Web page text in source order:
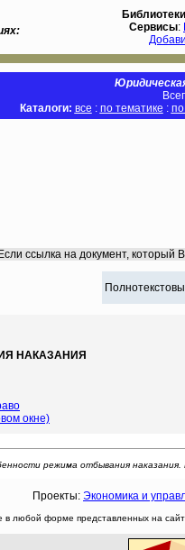
Библиотеки
Сервисы:
Каталоги: все : по тематике :
Если ссылка на документ, который
НАКАЗАНИЯ
окне)
режима отбывания
Проекты: Экономика и
в любой форме представленных на